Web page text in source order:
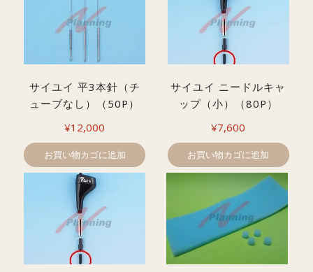
サイユイ 平3本針（チ
ューブなし）（50P）
¥12,000
お買い物カゴに追加
サイユイ ニードルキャ
ップ（小）（80P）
¥7,600
お買い物カゴに追加